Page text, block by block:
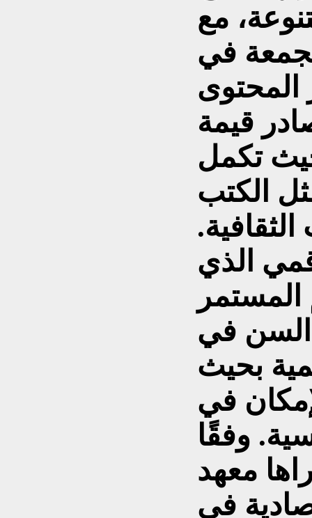
مع
في
المحتوى
قيمة
تكمل
الكتب
الذي
المستمر
السن في
بحيث
في
وفقًا
معهد
في